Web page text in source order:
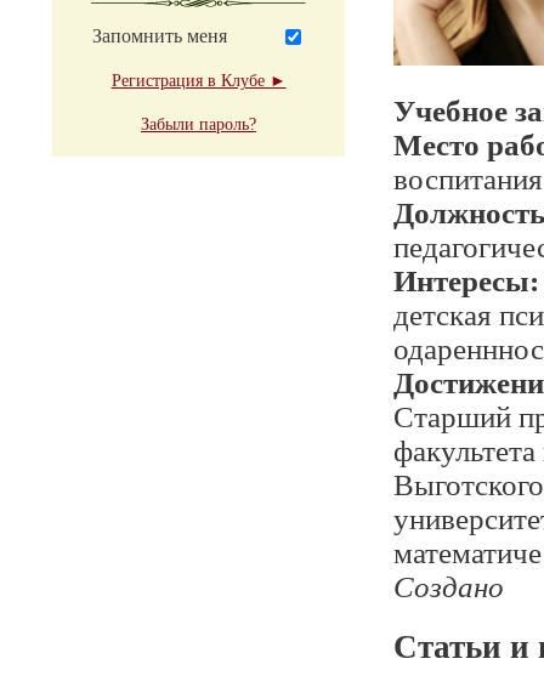
Запомнить меня
Регистрация в Клубе ►
Забыли пароль?
Учебное
Место
Интересы:
детская
Старший
Создано
Статьи и